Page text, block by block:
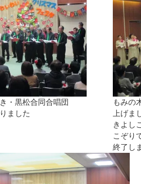
・黒松合同合唱団
ました
もみの
上げま
きよし
こぞり
終了し